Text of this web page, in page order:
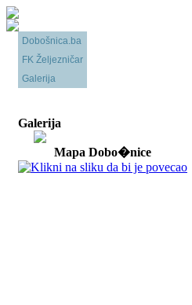
Dobošnica.ba
FK Željezničar
Galerija
Galerija
Mapa Dobo�nice